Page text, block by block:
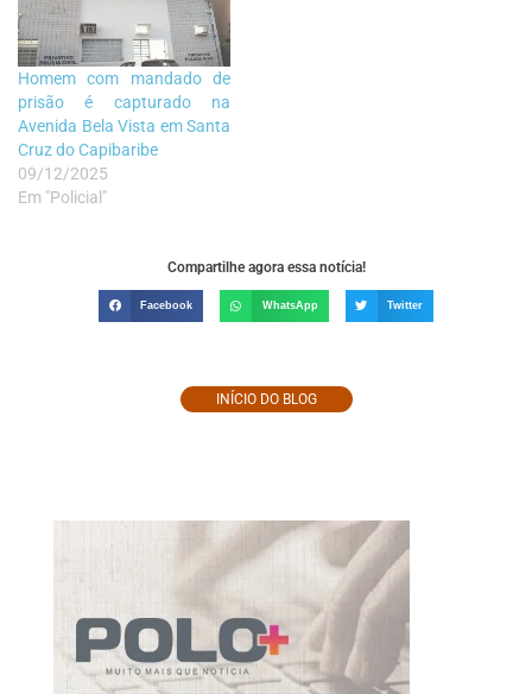
Homem com mandado de
prisão é capturado na
Avenida Bela Vista em Santa
Cruz do Capibaribe
09/12/2025
Em "Policial"
Compartilhe agora essa notícia!
Facebook WhatsApp Twitter
INÍCIO DO BLOG